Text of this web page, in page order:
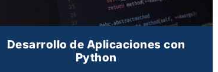
Desarrollo de Aplicaciones con
Python